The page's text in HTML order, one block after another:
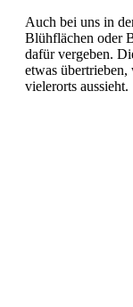
Auch bei uns in
Blühflächen oder
dafür vergeben.
etwas übertrieben,
vielerorts aussieht.